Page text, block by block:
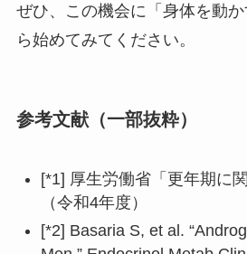
ぜひ、この機会に「身体を動
ら始めてみてください。
参考文献（一部抜粋）
[*1] 厚生労働省「更年期に
（令和4年度）
[*2] Basaria S, et al.